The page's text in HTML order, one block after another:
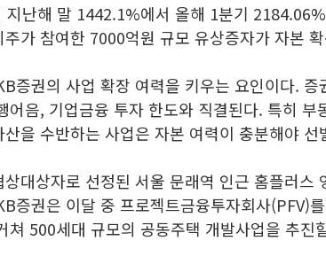
지난해 말 1442.1%에서 올해 1분기
가 참여한 7000억원 규모 유상증자가 자본
증권의 사업 확장 여력을 키우는 요인이다.
어음, 기업금융 투자 한도와 직결된다. 특히 부
을 수반하는 사업은 자본 여력이 충분해야
대상자로 선정된 서울 문래역 인근 홈플러스
증권은 이달 중 프로젝트금융투자회사(PFV)
쳐 500세대 규모의 공동주택 개발사업을 추진